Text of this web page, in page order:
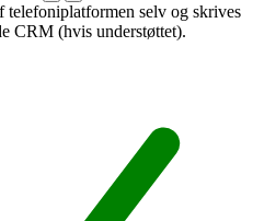
telefoniplatformen selv og skrives
CRM (hvis understøttet).